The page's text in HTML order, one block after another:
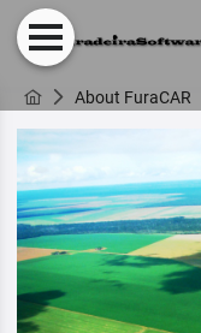
About FuraCAR